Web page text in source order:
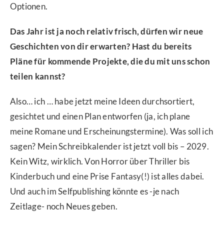
Optionen.
Das Jahr ist ja noch relativ frisch, dürfen wir neue
Geschichten von dir erwarten? Hast du bereits
Pläne für kommende Projekte, die du mit uns schon
teilen kannst?
Also… ich … habe jetzt meine Ideen durchsortiert,
gesichtet und einen Plan entworfen (ja, ich plane
meine Romane und Erscheinungstermine). Was soll ich
sagen? Mein Schreibkalender ist jetzt voll bis – 2029.
Kein Witz, wirklich. Von Horror über Thriller bis
Kinderbuch und eine Prise Fantasy(!) ist alles dabei.
Und auch im Selfpublishing könnte es -je nach
Zeitlage- noch Neues geben.